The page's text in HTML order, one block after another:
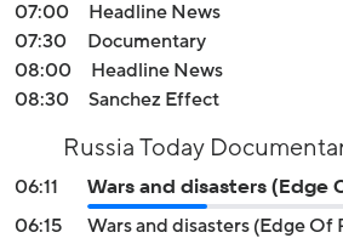
07:00
Headline News
07:30
Documentary
08:00
Headline News
08:30
Sanchez Effect
Russia Today
06:11
Wars and disasters (Edge
06:15
Wars and disasters (Edge Of